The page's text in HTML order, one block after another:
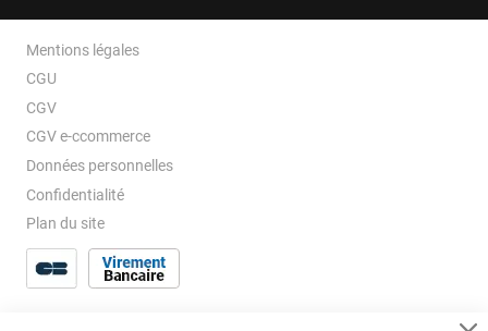
Mentions légales
CGU
CGV
CGV e-ccommerce
Données personnelles
Confidentialité
Plan du site